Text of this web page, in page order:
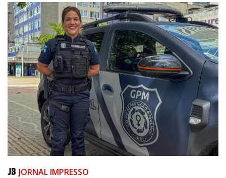
JORNAL IMPRESSO